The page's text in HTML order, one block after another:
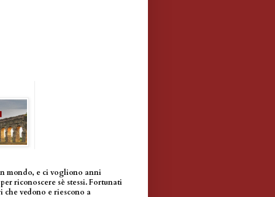
mondo, e ci vogliono anni
riconoscere sè stessi. Fortunati
vedono e riescono a